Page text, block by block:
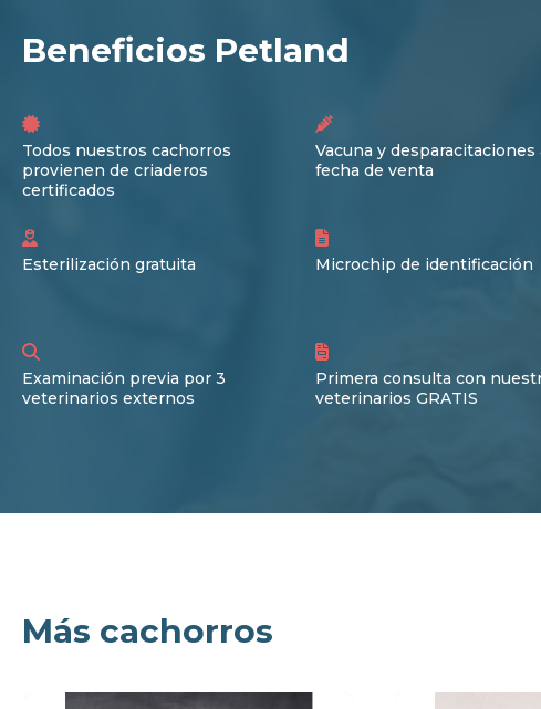
Beneficios Petland
Todos nuestros cachorros
provienen de criaderos
certificados
Vacuna y desparacitaciones
fecha de venta
Esterilización gratuita Microchip de identificación
Examinación previa por 3
veterinarios externos
Primera consulta con
veterinarios GRATIS
Más cachorros